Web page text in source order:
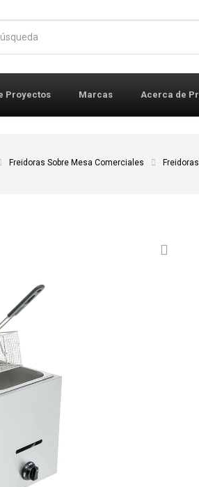
Proyectos Marcas Acerca de
Freidoras Sobre Mesa Comerciales